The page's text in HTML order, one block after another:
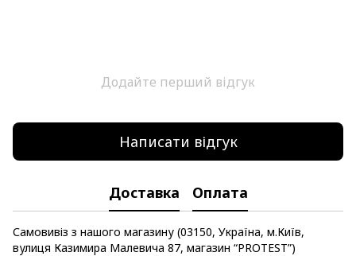
Додайте перший відгук
Написати відгук
Доставка Оплата
Самовивіз з нашого магазину (03150, Україна, м.Київ,
вулиця Казимира Малевича 87, магазин “PROTEST”)